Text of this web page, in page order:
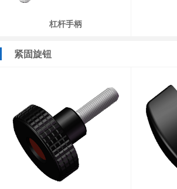
杠杆手柄
紧固旋钮